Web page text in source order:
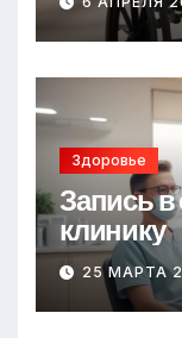
Здоровье
Запись
клинику
25 МАРТА